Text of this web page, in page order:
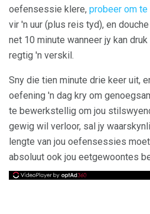
oefensessie klere, probeer om te
vir 'n uur (plus reis tyd), en
net 10 minute wanneer jy kan
regtig 'n verskil.
Sny die tien minute drie keer uit,
oefening 'n dag kry om
te bewerkstellig om jou
gewig wil verloor, sal jy
lengte van jou oefensessies
absoluut ook jou eetgewoontes